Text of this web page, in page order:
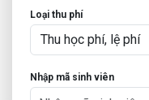
Loại thu phí
Nhập mã sinh viên